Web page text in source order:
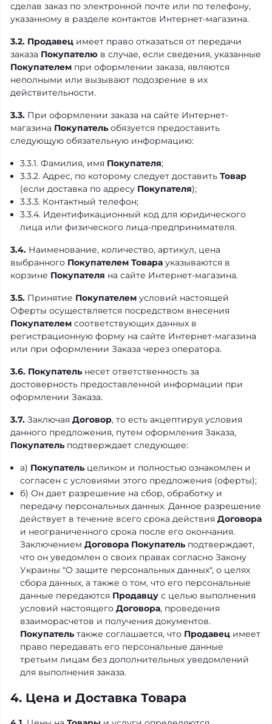
сделав заказ по электронной почте или по телефону,
указанному в разделе контактов Интернет-магазина.
3.2. Продавец имеет право отказаться от передачи
заказа Покупателю в случае, если сведения, указанные
Покупателем при оформлении заказа, являются
неполными или вызывают подозрение в их
действительности.
3.3. При оформлении заказа на сайте Интернет-
магазина Покупательобязуется предоставить
следующую обязательную информацию:
3.3.1. Фамилия, имя Покупателя;
3.3.2. Адрес, по которому следует доставить Товар
(если доставка по адресу Покупателя);
3.3.3. Контактный телефон;
3.3.4. Идентификационный код для юридического
лица или физического лица-предпринимателя.
3.4. Наименование, количество, артикул, цена
выбранного Покупателем Товара указываются в
корзине Покупателя на сайте Интернет-магазина.
3.5. Принятие Покупателем условий настоящей
Оферты осуществляется посредством внесения
Покупателем соответствующих данных в
регистрационную форму на сайте Интернет-магазина
или при оформлении Заказа через оператора.
3.6. Покупательнесет ответственность за
достоверность предоставленной информации при
оформлении Заказа.
3.7. Заключая Договор, то есть акцептируя условия
данного предложения, путем оформления Заказа,
Покупательподтверждает следующее:
а) Покупательцеликом и полностью ознакомлен и
согласен с условиями этого предложения (оферты);
б) Он дает разрешение на сбор, обработку и
передачу персональных данных. Данное разрешение
действует в течение всего срока действия Договора
и неограниченного срока после его окончания.
Заключением Договора Покупательподтверждает,
что он уведомлен о своих правах согласно Закону
Украины "О защите персональных данных", о целях
сбора данных, а также о том, что его персональные
данные передаются Продавцу с целью выполнения
условий настоящего Договора, проведения
взаиморасчетов и получения документов.
Покупательтакже соглашается, что Продавец имеет
право передавать его персональные данные
третьим лицам без дополнительных уведомлений
для выполнения заказа.
4. Цена и Доставка Товара